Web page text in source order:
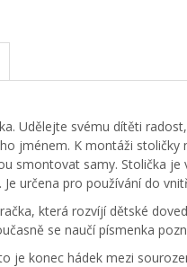
Udělejte svému dítěti
jménem. K montáži
smontovat samy. Stolička
Je určena pro používání do
která rozvíjí dětské
se naučí písmenka
je konec hádek mezi